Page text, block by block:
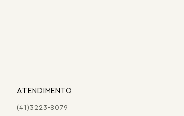
ATENDIMENTO
(41)3223-8079